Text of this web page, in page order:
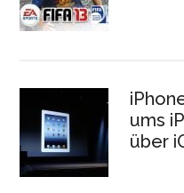
ums
über